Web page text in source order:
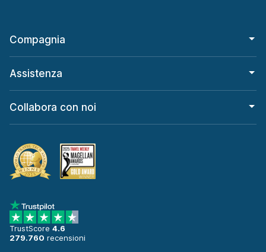
Compagnia
Assistenza
Collabora con noi
TrustScore 4.6
279.760 recensioni